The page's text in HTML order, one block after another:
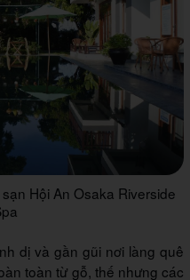
Hội An Osaka Riverside
dị và gần gũi nơi làng quê
toàn từ gỗ, thế nhưng các